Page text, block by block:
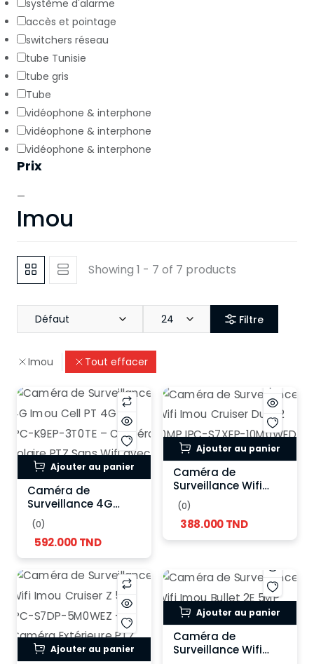
système d'alarme
accès et pointage
switchers réseau
tube Tunisie
tube gris
Tube
vidéophone & interphone
vidéophone & interphone
vidéophone & interphone
Prix
—
Imou
Showing 1 - 7 of 7 products
Défaut 24 Filtre
Imou Tout effacer
Ajouter au panier
Caméra de
Surveillance 4G
Imou Cell PT 4G Kit
IPC-K9EP-3T0TE –
Caméra Solaire PTZ
Sans Wifi avec
Carte SIM
(0)
592.000 TND
Ajouter au panier
Caméra de
Surveillance Wifi
Imou Cruiser Dual 2
10MP IPC-S7XEP-
10M0WED – Double
Objectif PTZ IP66
(0)
388.000 TND
Ajouter au panier
Ajouter au panier
Caméra de
Surveillance Wifi